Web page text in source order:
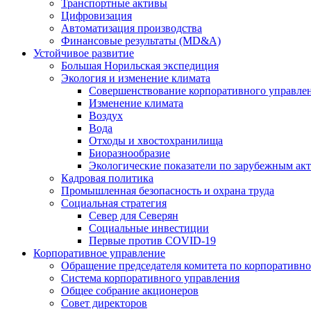
Транспортные активы
Цифровизация
Автоматизация производства
Финансовые результаты (MD&A)
Устойчивое развитие
Большая Норильская экспедиция
Экология и изменение климата
Совершенствование корпоративного
Изменение климата
Воздух
Вода
Отходы и хвостохранилища
Биоразнообразие
Экологические показатели по зарубежным
Кадровая политика
Промышленная безопасность и охрана труда
Социальная стратегия
Север для Северян
Социальные инвестиции
Первые против COVID‑19
Корпоративное управление
Обращение председателя комитета по
Система корпоративного управления
Общее собрание акционеров
Совет директоров